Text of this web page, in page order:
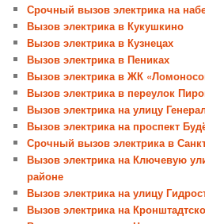
Срочный вызов электрика на
Вызов электрика в Кукушкино
Вызов электрика в Кузнецах
Вызов электрика в Пениках
Вызов электрика в ЖК
Вызов электрика в переулок
Вызов электрика на улицу
Вызов электрика на проспект
Срочный вызов электрика в
Вызов электрика на Ключевую
районе
Вызов электрика на улицу
Вызов электрика на